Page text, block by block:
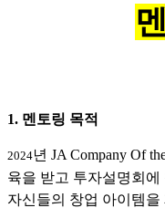
1. 멘토링 목적
2024년 JA Company Of
육을 받고 투자설명회에
자신들의 창업 아이템